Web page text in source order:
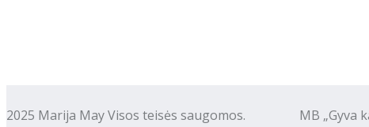
2025 Marija May Visos teisės saugomos. MB „Gyva